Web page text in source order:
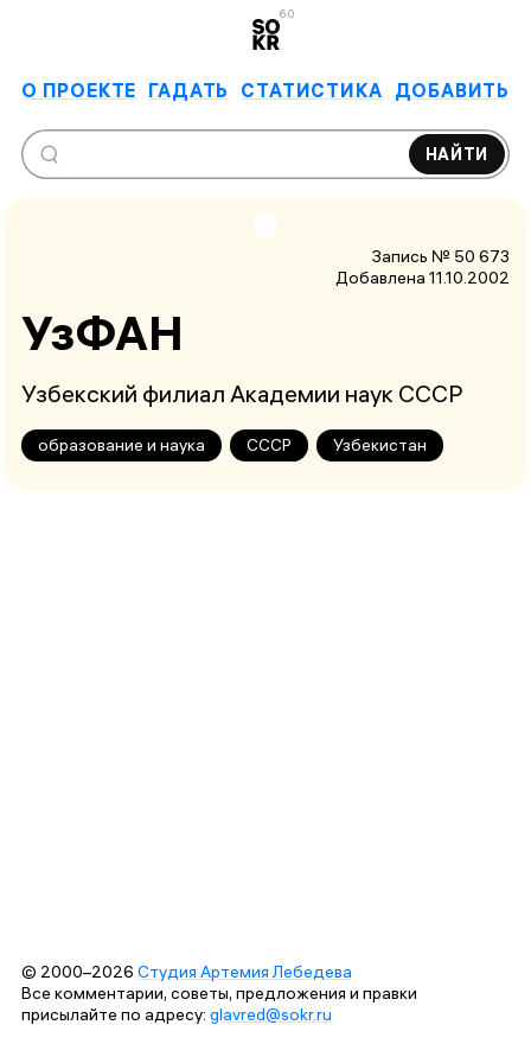
6.0
О ПРОЕКТЕ ГАДАТЬ СТАТИСТИКА ДОБАВИТЬ
НАЙТИ
Запись № 50 673
Добавлена 11.10.2002
УзФАН
Узбекский филиал Академии наук СССР
образование и наука СССР Узбекистан
© 2000–2026 Студия Артемия Лебедева
Все комментарии, советы, предложения и правки
присылайте по адресу: glavred@sokr.ru